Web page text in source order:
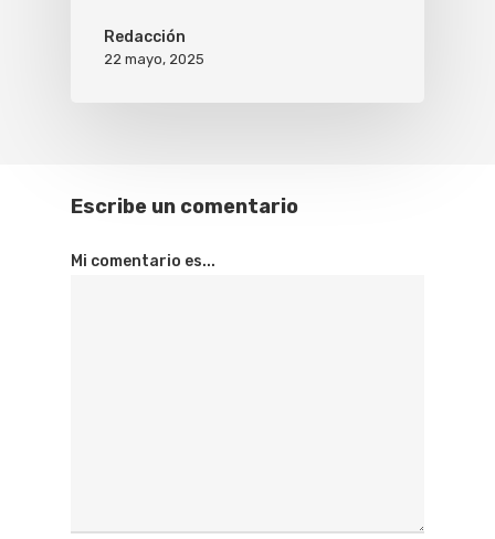
Redacción
22 mayo, 2025
Escribe un comentario
Mi comentario es...